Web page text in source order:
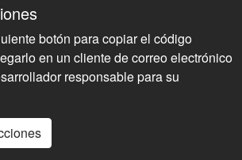
botón para copiar el código
en un cliente de correo electrónico
responsable para su